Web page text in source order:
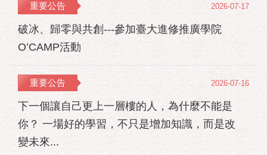
重要公告
破冰、歸零與共創---參加臺大進修推廣學院
O’CAMP活動
2026-07-17
重要公告
下一個讓自己更上一層樓的人，為什麼不能是
你？ 一場好的學習，不只是增加知識，而是改
變未來...
2026-07-16